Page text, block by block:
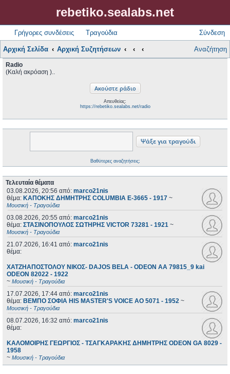
rebetiko.sealabs.net
Γρήγορες συνδέσεις Τραγούδια Σύνδεση
Αρχική Σελίδα Αρχική Συζητήσεων Αναζήτηση
Radio
(Καλή ακρόαση )..
Απευθείας:
https://rebetiko.sealabs.net/radio
Βαθύτερες αναζητήσεις;
Τελευταία θέματα
03.08.2026, 20:56 από: marco21nis
θέμα: ΚΑΠΟΚΗΣ ΔΗΜΗΤΡΗΣ COLUMBIA E-3665 - 1917 ~
Μουσική - Τραγούδια
03.08.2026, 20:55 από: marco21nis
θέμα: ΣΤΑΣΙΝΟΠΟΥΛΟΣ ΣΩΤΗΡΗΣ VICTOR 73281 - 1921 ~
Μουσική - Τραγούδια
21.07.2026, 16:41 από: marco21nis
θέμα:
ΧΑΤΖΗΑΠΟΣΤΟΛΟΥ ΝΙΚΟΣ- DAJOS BELA - ODEON AA 79815_9 kai
ODEON 82022 - 1922
~ Μουσική - Τραγούδια
17.07.2026, 17:44 από: marco21nis
θέμα: ΒΕΜΠΟ ΣΟΦΙΑ HIS MASTER'S VOICE AO 5071 - 1952 ~
Μουσική - Τραγούδια
08.07.2026, 16:32 από: marco21nis
θέμα:
ΚΑΛΟΜΟΙΡΗΣ ΓΕΩΡΓΙΟΣ - ΤΣΑΓΚΑΡΑΚΗΣ ΔΗΜΗΤΡΗΣ ODEON GA 8029 -
1958
~ Μουσική - Τραγούδια